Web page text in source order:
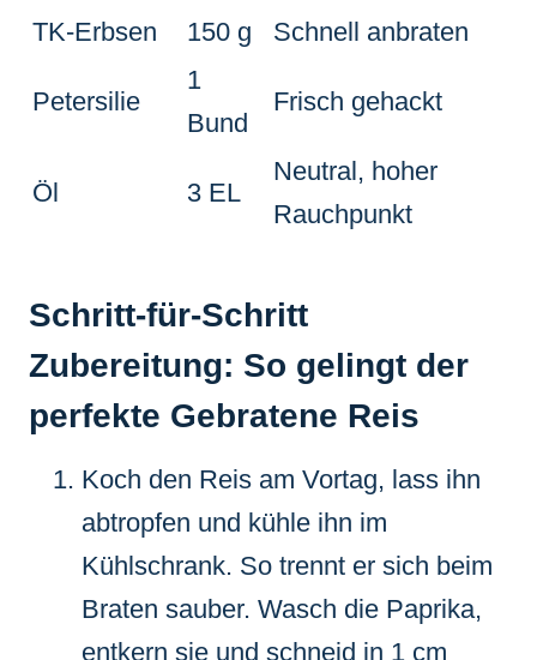
TK-Erbsen
150 g Schnell anbraten
Petersilie
1
Bund
Frisch gehackt
Öl 3 EL
Neutral, hoher
Rauchpunkt
Schritt-für-Schritt
Zubereitung: So gelingt der
perfekte Gebratene Reis
Koch den Reis am Vortag, lass ihn
abtropfen und kühle ihn im
Kühlschrank. So trennt er sich beim
Braten sauber. Wasch die Paprika,
entkern sie und schneid in 1 cm